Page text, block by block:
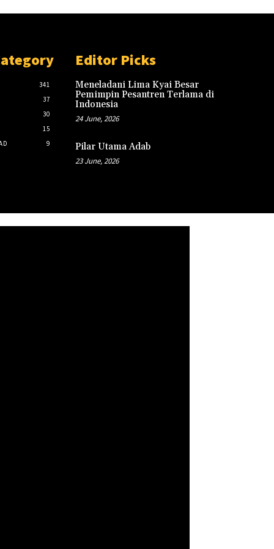
341
37
30
15
9
Editor Picks
Meneladani Lima Kyai Besar
Pemimpin Pesantren Terlama di
Indonesia
24 June, 2026
Pilar Utama Adab
23 June, 2026